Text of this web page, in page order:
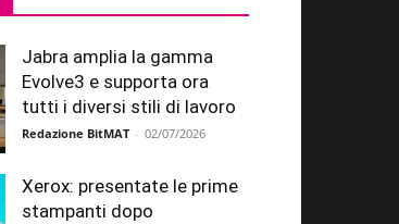
Jabra amplia la gamma
Evolve3 e supporta ora
tutti i diversi stili di lavoro
Redazione BitMAT - 02/07/2026
Xerox: presentate le prime
stampanti dopo